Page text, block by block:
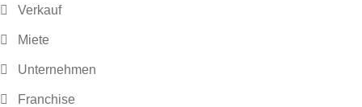
Verkauf
Miete
Unternehmen
Franchise